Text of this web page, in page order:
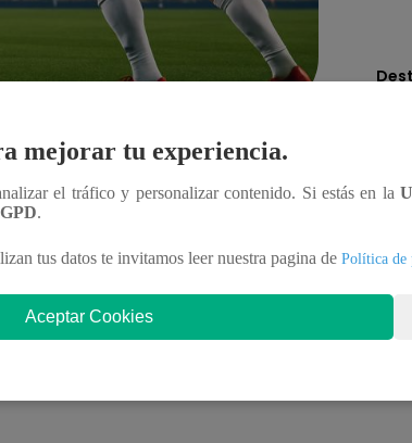
Compartir
los encuentros que
mejorar tu experiencia.
el tráfico y personalizar contenido. Si estás en la
.
tus datos te invitamos leer nuestra pagina de Política de
Aceptar Cookies